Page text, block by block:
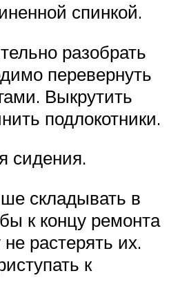
спинкой.
разобрать
перевернуть
Выкрутить
подлокотники.
сидения.
складывать в
к концу ремонта
растерять их.
к